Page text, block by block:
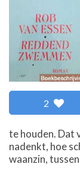
2
te houden. Dat
nadenkt, hoe
waanzin,